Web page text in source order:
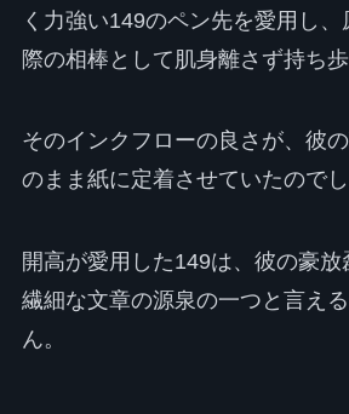
く力強い149のペン先を愛用し、
際の相棒として肌身離さず持ち歩
そのインクフローの良さが、彼
のまま紙に定着させていたのでし
開高が愛用した149は、彼の豪放
繊細な文章の源泉の一つと言え
ん。